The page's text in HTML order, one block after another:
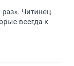
Читинец
всегда к